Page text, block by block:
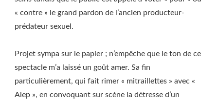
« contre » le grand pardon de l’ancien producteur-
prédateur sexuel.
Projet sympa sur le papier ; n’empêche que le ton de ce
spectacle m’a laissé un goût amer. Sa fin
particulièrement, qui fait rimer « mitraillettes » avec «
Alep », en convoquant sur scène la détresse d’un